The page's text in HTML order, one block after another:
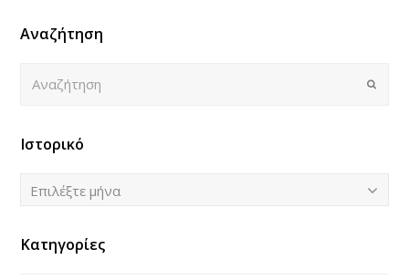
Αναζήτηση
Submit
Ιστορικό
Ιστορικό
Επιλέξτε μήνα
Κατηγορίες